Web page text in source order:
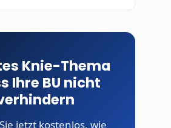
Knie-Thema
Ihre BU nicht
jetzt kostenlos, wie